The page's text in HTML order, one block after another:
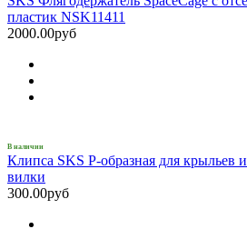
пластик NSK11411
2000.00руб
В наличии
Клипса SKS P-образная для крыльев
вилки
300.00руб